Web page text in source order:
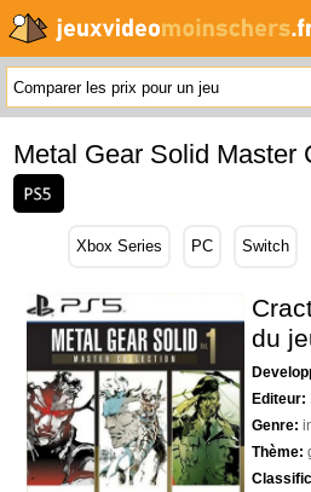
Metal Gear Solid Master
Xbox Series PC Switch
du
Editeur:
Genre:
Thème: